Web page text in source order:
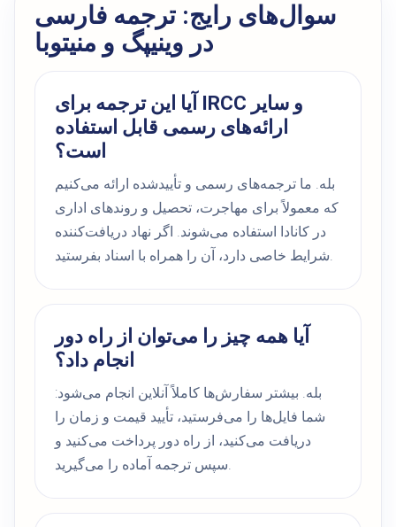
سوال‌های رایج: ترجمه فارسی
در وینیپگ و منیتوبا
آیا این ترجمه برای IRCC و سایر
ارائه‌های رسمی قابل استفاده
است؟
بله. ما ترجمه‌های رسمی و تأییدشده ارائه می‌کنیم
که معمولاً برای مهاجرت، تحصیل و روندهای اداری
در کانادا استفاده می‌شوند. اگر نهاد دریافت‌کننده
شرایط خاصی دارد، آن را همراه با اسناد بفرستید.
آیا همه چیز را می‌توان از راه دور
انجام داد؟
بله. بیشتر سفارش‌ها کاملاً آنلاین انجام می‌شود:
شما فایل‌ها را می‌فرستید، تأیید قیمت و زمان را
دریافت می‌کنید، از راه دور پرداخت می‌کنید و
سپس ترجمه آماده را می‌گیرید.